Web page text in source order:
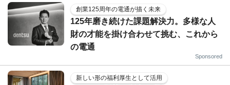
創業125周年の電通が描く未来
125年磨き続けた課題解決力。多様な人
財の才能を掛け合わせて挑む、これから
の電通
Sponsored
新しい形の福利厚生として活用